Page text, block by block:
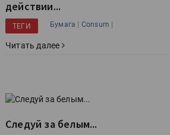
действии...
ТЕГИ Бумага | Consum |
Читать далее
Следуй за белым...